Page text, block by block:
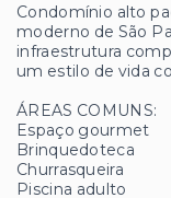
Condomínio alto
moderno de São
infraestrutura
um estilo de vida
ÁREAS COMUNS:
Espaço gourmet
Brinquedoteca
Churrasqueira
Piscina adulto